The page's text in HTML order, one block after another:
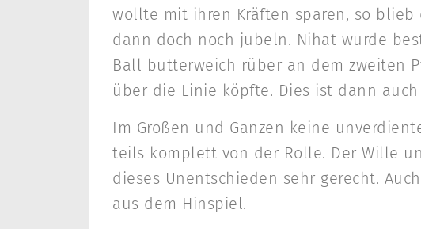
wollte mit ihren Kräften sparen, so
dann doch noch jubeln. Nihat wurde
Ball butterweich rüber an dem zweiten
über die Linie köpfte. Dies ist dann
Im Großen und Ganzen keine
teils komplett von der Rolle. Der Wille
dieses Unentschieden sehr gerecht.
aus dem Hinspiel.